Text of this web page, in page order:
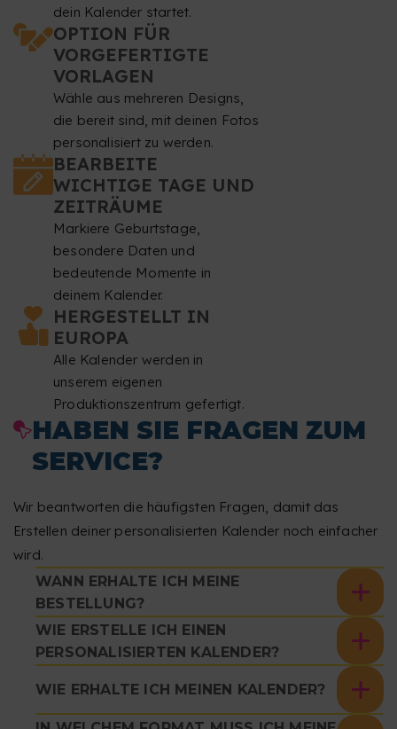
dein Kalender startet.
OPTION FÜR
VORGEFERTIGTE
VORLAGEN
Wähle aus mehreren Designs,
die bereit sind, mit deinen Fotos
personalisiert zu werden.
BEARBEITE
WICHTIGE TAGE UND
ZEITRÄUME
Markiere Geburtstage,
besondere Daten und
bedeutende Momente in
deinem Kalender.
HERGESTELLT IN
EUROPA
Alle Kalender werden in
unserem eigenen
Produktionszentrum gefertigt.
HABEN SIE FRAGEN ZUM
SERVICE?
Wir beantworten die häufigsten Fragen, damit das
Erstellen deiner personalisierten Kalender noch einfacher
wird.
WANN ERHALTE ICH MEINE
BESTELLUNG?
WIE ERSTELLE ICH EINEN
PERSONALISIERTEN KALENDER?
WIE ERHALTE ICH MEINEN KALENDER?